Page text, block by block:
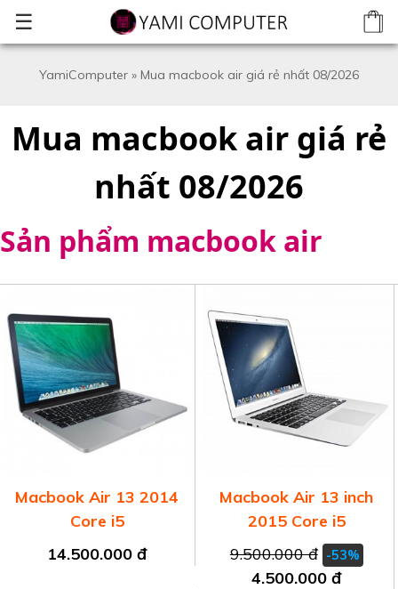
☰
YamiComputer » Mua macbook air giá rẻ nhất 08/2026
Mua macbook air giá rẻ
nhất 08/2026
Sản phẩm macbook air
Macbook Air 13 2014
Core i5
14.500.000 đ
Macbook Air 13 inch
2015 Core i5
9.500.000 đ -53%
4.500.000 đ